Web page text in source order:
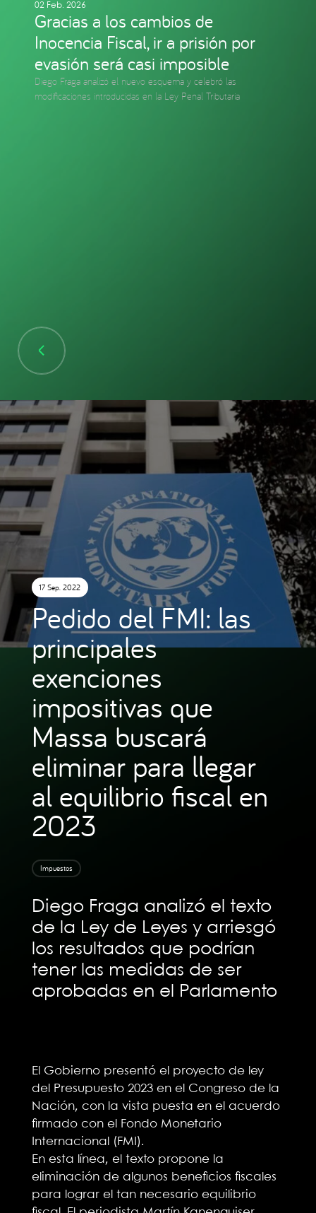
02 Feb. 2026
Gracias a los cambios de
Inocencia Fiscal, ir a prisión por
evasión será casi imposible
Diego Fraga analizó el nuevo esquema y celebró las
modificaciones introducidas en la Ley Penal Tributaria
17 Sep. 2022
Pedido del FMI: las
principales
exenciones
impositivas que
Massa buscará
eliminar para llegar
al equilibrio fiscal en
2023
Impuestos
Diego Fraga analizó el texto
de la Ley de Leyes y arriesgó
los resultados que podrían
tener las medidas de ser
aprobadas en el Parlamento
El Gobierno presentó el proyecto de ley
del Presupuesto 2023 en el Congreso de la
Nación, con la vista puesta en el acuerdo
firmado con el Fondo Monetario
Internacional (FMI).
En esta línea, el texto propone la
eliminación de algunos beneficios fiscales
para lograr el tan necesario equilibrio